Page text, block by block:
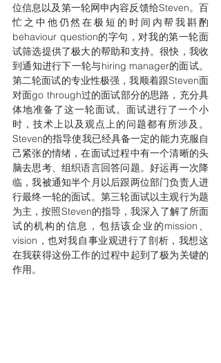
位信息以及第一轮网申内容反馈给Steven。百
忙之中他仍然在极短的时间内帮我斟酌
behaviour question的字句，对我的第一轮面
试筛选提供了极大的帮助和支持。很快，我收
到通知进行下一轮与hiring manager的面试。
第二轮面试的专业性极强，我顺着跟Steven面
对面go through过的面试部分的思路，充分具
体地准备了这一轮面试。面试进行了一个小
时，技术上以及观点上的问题都有所涉及。
Steven的指导使我已经具备一定的能力克服自
己紧张的情绪，在面试过程中有一个清晰的头
脑去思考、组织语言回答问题。好运再一次降
临，我被通知半个月以后跟两位部门负责人进
行最终一轮的面试。第三轮面试以主观行为题
为主，按照Steven的指导，我深入了解了所面
试的机构的信息，包括该企业的mission、
vision，也对我自事业观进行了剖析，我想这
在我获得这份工作的过程中起到了极为关键的
作用。